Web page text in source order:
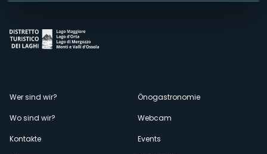
Menù
secondario
Wer sind wir?
Wo sind wir?
Kontakte
Önogastronomie
Webcam
Events